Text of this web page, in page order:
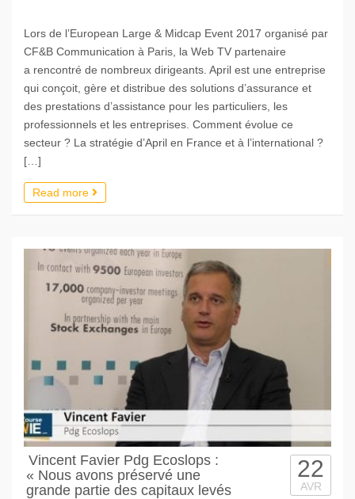
Lors de l’European Large & Midcap Event 2017 organisé par
CF&B Communication à Paris, la Web TV partenaire
a rencontré de nombreux dirigeants. April est une entreprise
qui conçoit, gère et distribue des solutions d’assurance et
des prestations d’assistance pour les particuliers, les
professionnels et les entreprises. Comment évolue ce
secteur ? La stratégie d’April en France et à l’international ?
[…]
Read more
Vincent Favier Pdg Ecoslops :
« Nous avons préservé une
grande partie des capitaux levés
22
AVR